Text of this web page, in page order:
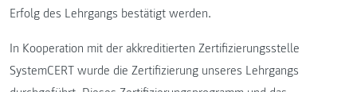
Erfolg des Lehrgangs bestätigt werden.
In Kooperation mit der akkreditierten Zertifizierungsstelle
SystemCERT wurde die Zertifizierung unseres Lehrgangs